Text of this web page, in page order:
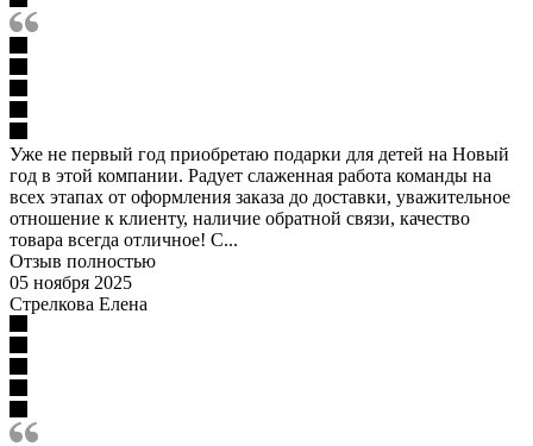
Уже не первый год приобретаю подарки для детей на Новый
год в этой компании. Радует слаженная работа команды на
всех этапах от оформления заказа до доставки, уважительное
отношение к клиенту, наличие обратной связи, качество
товара всегда отличное! С...
Отзыв полностью
05 ноября 2025
Стрелкова Елена